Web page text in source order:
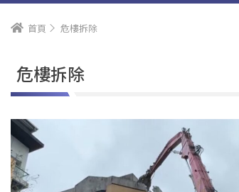
首頁 危樓拆除
危樓拆除